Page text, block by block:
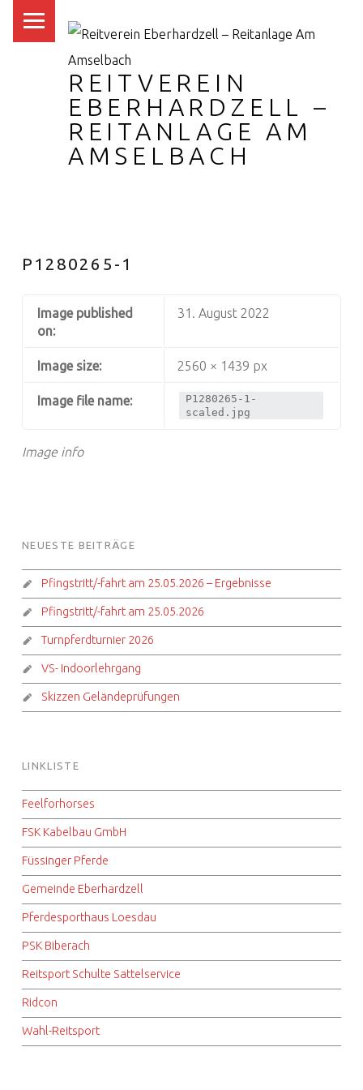
REITVEREIN
EBERHARDZELL –
REITANLAGE AM
AMSELBACH
P1280265-1
Image info
Image published
on:
31. August 2022
Image size: 2560 × 1439 px
Image file name:
P1280265-1-
scaled.jpg
FOOTER SIDEBAR
NEUESTE BEITRÄGE
Pfingstritt/-fahrt am 25.05.2026 – Ergebnisse
Pfingstritt/-fahrt am 25.05.2026
Turnpferdturnier 2026
VS- Indoorlehrgang
Skizzen Geländeprüfungen
LINKLISTE
Feelforhorses
FSK Kabelbau GmbH
Füssinger Pferde
Gemeinde Eberhardzell
Pferdesporthaus Loesdau
PSK Biberach
Reitsport Schulte Sattelservice
Ridcon
Wahl-Reitsport